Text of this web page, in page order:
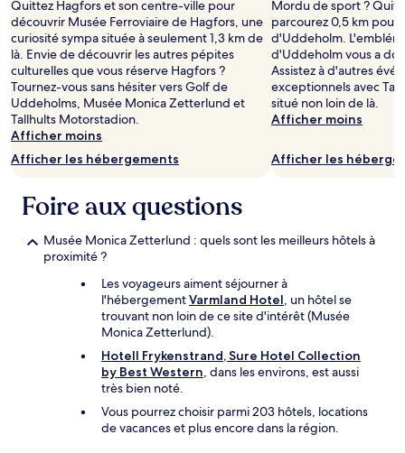
nuit
pour
deux
adultes.
Les
prix
et
la
disponibilité
peuvent
Des
conditions
peuvent
s’appliquer.
Quittez Hagfors et son centre-ville pour
découvrir Musée Ferroviaire de Hagfors, une
curiosité sympa située à seulement 1,3 km de
là. Envie de découvrir les autres pépites
culturelles que vous réserve Hagfors ?
Tournez-vous sans hésiter vers Golf de
Uddeholms, Musée Monica Zetterlund et
Tallhults Motorstadion.
Afficher moins
Afficher les hébergements
Mordu de sport ?
parcourez 0,5 km pour
d'Uddeholm.
d'Uddeholm vous a
Assistez à d'autres
exceptionnels avec
situé non loin de là.
Afficher moins
Afficher les
Foire aux questions
Musée Monica Zetterlund : quels sont les meilleurs hôtels à
proximité ?
Les voyageurs aiment séjourner à
l'hébergementVarmland Hotel, un hôtel se
trouvant non loin de ce site d'intérêt (Musée
Monica Zetterlund).
Hotell Frykenstrand, Sure Hotel Collection
by Best Western, dans les environs, est aussi
très bien noté.
Vous pourrez choisir parmi 203 hôtels, locations
de vacances et plus encore dans la région.